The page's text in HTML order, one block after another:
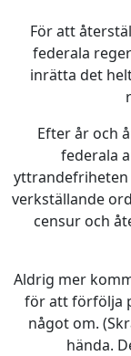
För att
federala
inrätta det
Efter år och
federala
yttrandefriheten
verkställande
censur och
Aldrig mer
för att förfölja
något om.
hända.